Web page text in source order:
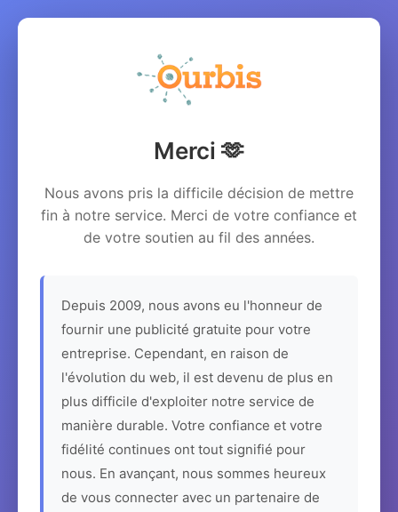
Merci 🫶
Nous avons pris la difficile décision de mettre
fin à notre service. Merci de votre confiance et
de votre soutien au fil des années.
Depuis 2009, nous avons eu l'honneur de
fournir une publicité gratuite pour votre
entreprise. Cependant, en raison de
l'évolution du web, il est devenu de plus en
plus difficile d'exploiter notre service de
manière durable. Votre confiance et votre
fidélité continues ont tout signifié pour
nous. En avançant, nous sommes heureux
de vous connecter avec un partenaire de